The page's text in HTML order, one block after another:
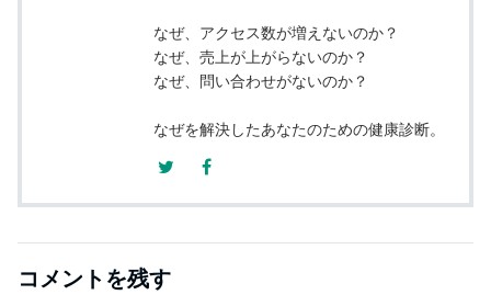
なぜ、アクセス数が増えないのか？
なぜ、売上が上がらないのか？
なぜ、問い合わせがないのか？
なぜを解決したあなたのための健康診断。
コメントを残す